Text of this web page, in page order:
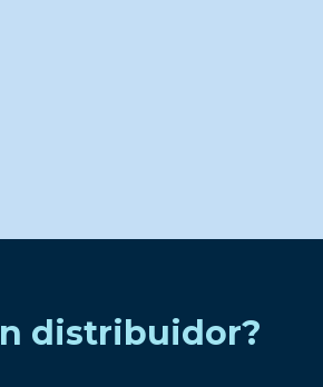
distribuidor?